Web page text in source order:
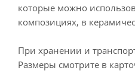
которые можно
композициях, в
При хранении и
Размеры смотрите в